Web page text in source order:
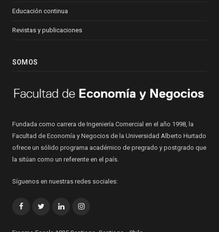
Educación continua
Revistas y publicaciones
SOMOS
Fundada como carrera de Ingeniería Comercial en el año 1998, la
Facultad de Economía y Negocios de la Universidad Alberto Hurtado
ofrece un sólido programa académico de pregrado y postgrado que
la sitúan como un referente en el país.
Síguenos en nuestras redes sociales:
FacebookTwitterLinkedInInstagram